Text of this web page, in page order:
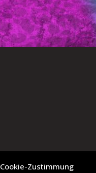
Cookie-Zustimmung